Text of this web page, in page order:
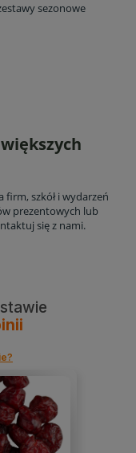
sezonowe
szkół i wydarzeń
prezentowych lub
się z nami.